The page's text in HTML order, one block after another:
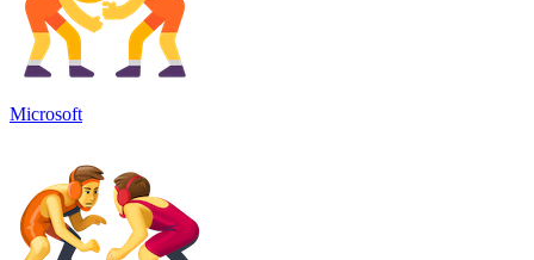
Microsoft